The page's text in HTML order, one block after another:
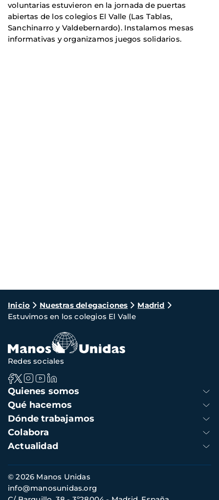
voluntarias estuvieron en la jornada de puertas
abiertas de los colegios El Valle (Las Tablas,
Sanchinarro y Valdebernardo). Instalamos mesas
informativas y organizamos juegos solidarios.
Ruta
de
navegación
Inicio Nuestras delegaciones
Madrid
Estuvimos en los colegios El Valle
Navegación
principal
Quienes somos
Qué hacemos
Dónde trabajamos
Colabora
Actualidad
Redes sociales
Información
de
contacto
© 2026 Manos Unidas
info@manosunidas.org